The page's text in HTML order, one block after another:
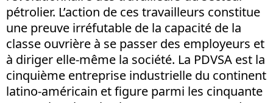
pétrolier. L’action de ces travailleurs constitue
une preuve irréfutable de la capacité de la
classe ouvrière à se passer des employeurs et
à diriger elle-même la société. La PDVSA est la
cinquième entreprise industrielle du continent
latino-américain et figure parmi les cinquante